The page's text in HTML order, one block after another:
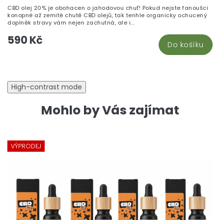
590 Kč Do košíku
CBD olej 20% je obohacen o jahodovou chuť! Pokud nejste fanoušci
konopné až zemité chutě CBD olejů, tak tenhle organicky ochucený
doplněk stravy vám nejen zachutná, ale i...
High-contrast mode
Mohlo by Vás zajímat
VÝPRODEJ